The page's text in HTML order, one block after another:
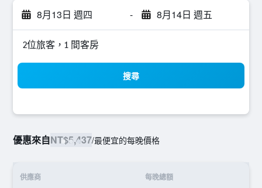
8月13日 週四 - 8月14日 週五
2位旅客，1 間客房
搜尋
優惠來自NT$5,437/最便宜的每晚價格
供應商 每晚總額